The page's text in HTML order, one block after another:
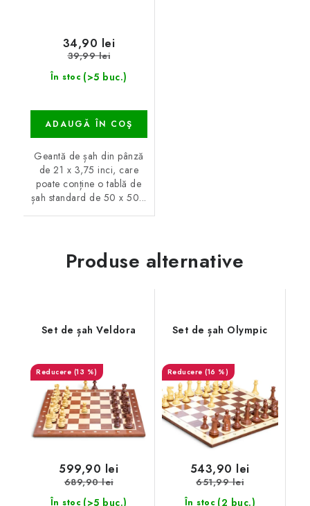
În stoc (>5 buc.)
34,90 lei
39,99 lei
ADAUGĂ ÎN COŞ
Geantă de șah din pânză
de 21 x 3,75 inci, care
poate conține o tablă de
șah standard de 50 x 50...
Produse alternative
Set de șah Veldora
(13 %)
În stoc (>5 buc.)
599,90 lei
689,90 lei
Set de șah Olympic
(16 %)
În stoc (2 buc.)
543,90 lei
651,99 lei